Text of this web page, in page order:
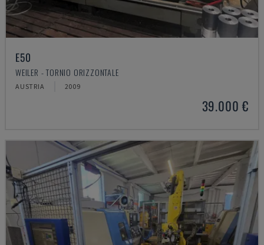
E50
WEILER - TORNIO ORIZZONTALE
AUSTRIA 2009
39.000 €